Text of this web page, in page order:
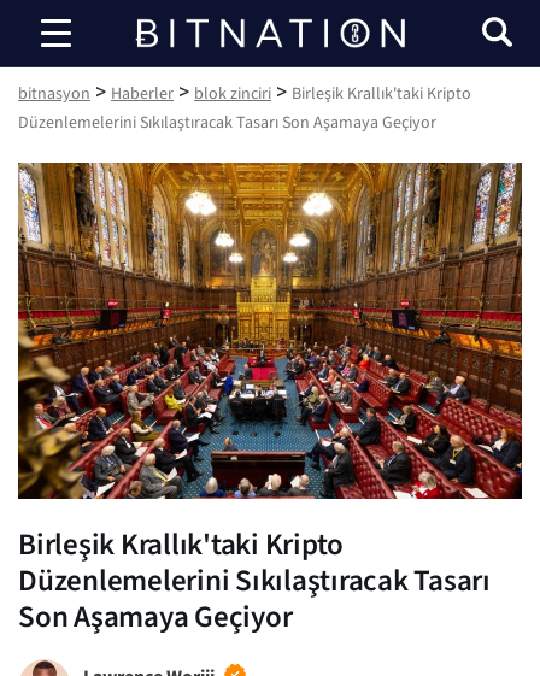
bitnasyon
bitnasyon > Haberler > blok zinciri > Birleşik Krallık'taki Kripto
Düzenlemelerini Sıkılaştıracak Tasarı Son Aşamaya Geçiyor
Birleşik Krallık'taki Kripto
Düzenlemelerini Sıkılaştıracak Tasarı
Son Aşamaya Geçiyor